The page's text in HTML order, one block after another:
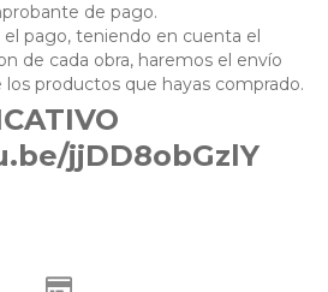
de pago.
el pago, teniendo en cuenta el
de cada obra, haremos el envío
productos que hayas comprado.
jjDD8obGzlY